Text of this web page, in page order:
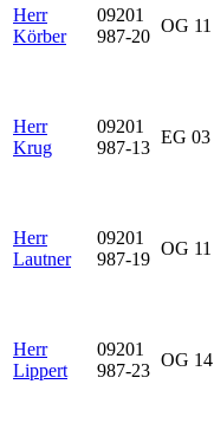
Herr
Körber
09201
987-20
OG 11
Herr
Krug
09201
987-13
EG 03
Herr
Lautner
09201
987-19
OG 11
Herr
Lippert
09201
987-23
OG 14